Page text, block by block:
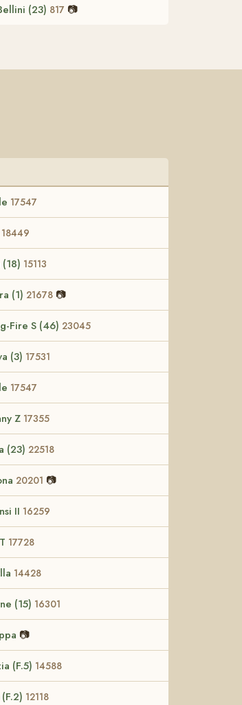
(23) 817 📷
17547
18449
15113
(1) 21678 📷
Fire S (46) 23045
(3) 17531
17547
Z 17355
(23) 22518
20201 📷
II 16259
17728
14428
(15) 16301
📷
(F.5) 14588
12118